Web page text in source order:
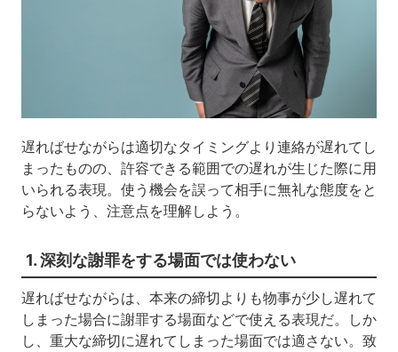
遅ればせながらは適切なタイミングより連絡が遅れてし
まったものの、許容できる範囲での遅れが生じた際に用
いられる表現。使う機会を誤って相手に無礼な態度をと
らないよう、注意点を理解しよう。
1. 深刻な謝罪をする場面では使わない
遅ればせながらは、本来の締切よりも物事が少し遅れて
しまった場合に謝罪する場面などで使える表現だ。しか
し、重大な締切に遅れてしまった場面では適さない。致